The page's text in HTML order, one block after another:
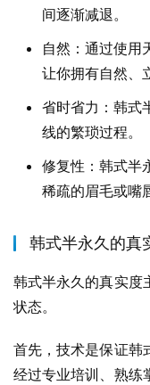
间逐渐减退。
自然：通过使用
让你拥有自然、
省时省力：韩式
线的繁琐过程。
修复性：韩式半
稀疏的眉毛或嘴
韩式半永久的真
韩式半永久的真实度
状态。
首先，技术是保证韩
经过专业培训、熟练